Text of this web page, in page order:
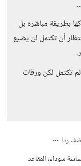
بطريقة مباشره بل
أن تكتمل لن يضيع
تكتمل لكن ورقات
ردا
سوداء، المقاعد